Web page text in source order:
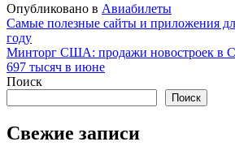
Опубликовано в Авиабилеты
Навигация
по
записям
Самые полезные сайты и приложения
году
Минторг США: продажи новостроек в
697 тысяч в июне
Поиск
Поиск
Свежие записи